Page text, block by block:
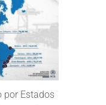
por Estados